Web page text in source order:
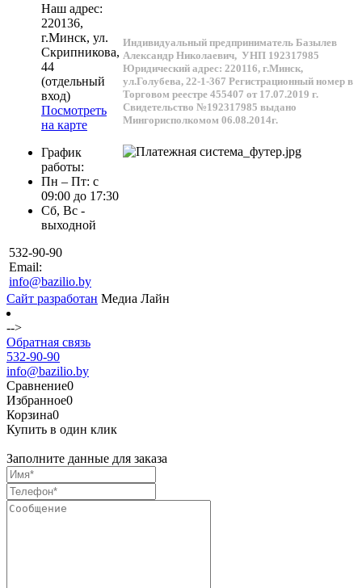
Наш адрес:
220136,
г.Минск, ул.
Скрипникова,
44
(отдельный
вход)
Посмотреть
на карте
График
работы:
Пн – Пт: с
09:00 до 17:30
Сб, Вс -
выходной
532-90-90
Email:
info@bazilio.by
Индивидуальный предприниматель Базылев
Александр Николаевич, УНП 192317985
Юридический адрес: 220116, г.Минск,
ул.Голубева, 22-1-367 Регистрационный номер в
Торговом реестре 455407 от 17.07.2019 г.
Свидетельство №192317985 выдано
Мингорисполкомом 06.08.2014г.
Сайт разработан Медиа Лайн
-->
Обратная связь
532-90-90
info@bazilio.by
Сравнение0
Избранное0
Корзина0
Купить в один клик
Заполните данные для заказа